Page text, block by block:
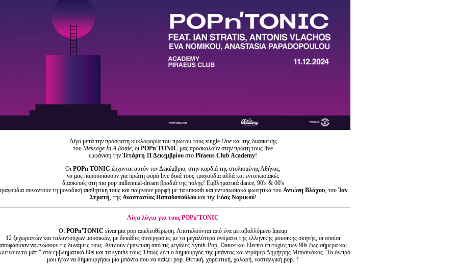
Λίγο μετά την πρόσφατη κυκλοφορία του πρώτου τους single Oneκαι της διασκευής
του Message In A Bottle, οι POPn'TONIC μας προσκαλούν στην πρώτη τους live
εμφάνιση την Τετάρτη 11 Δεκεμβρίου στο Piraeus Club Academy!
Οι POPn'TONIC έρχονται αυτόν τον Δεκέμβριο, στην καρδιά της στολισμένης Αθήνας,
να μας παρουσιάσουν για πρώτη φορά live δικά τους τραγούδια αλλά και εντυπωσιακές
διασκευές στη πιο pop millennial-dream βραδιά της πόλης! Εμβληματικά dance, 90's & 00's
συναντούν τη μοναδική αισθητική τους και παίρνουν μορφή με τα smooth και εντυπωσιακά φωνητικά του Αντώνη Βλάχου, τουΊαν
Στρατή, της Αναστασίας Παπαδοπούλουκαι της Εύας Νομικού!
Λίγα λόγια για τους POPn'TONIC
Οι POPn'TONIC είναι μια pop απελευθέρωση. Αποτελούνται από ένα μεταβαλλόμενο lineup
12 ξεχωριστών και ταλαντούχων μουσικών, με δεκάδες συνεργασίες με τα μεγαλύτερα ονόματα της ελληνικής μουσικής σκηνής, οι οποίοι
να ενώσουν τις δυνάμεις τους. Αντλούν έμπνευση από τις μεγάλες Synth-Pop, Dance και Electro επιτυχίες των 90s έως σήμερα και
το μάτι" στα εμβληματικά 80s και τα synths τους. Όπως λέει ο δημιουργός της μπάντας και ντράμερ Δημήτρης Μποσινάκος "Το όνειρό
μου ήταν να δημιουργήσω μια μπάντα που να παίζει pop. Θετική, χορευτική, χαλαρή, νοσταλγική pop."!